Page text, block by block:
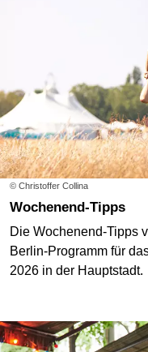
© Christoffer Collina
Wochenend-Tipps
Die Wochenend-Tipps
Berlin-Programm für
2026 in der Hauptstadt.